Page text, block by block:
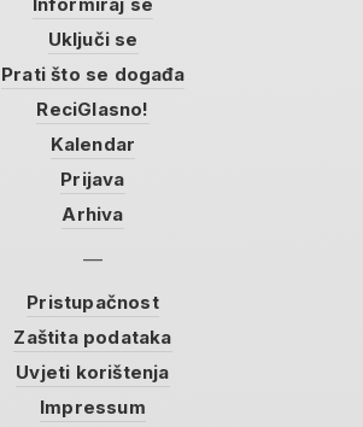
Uključi se
Prati što se događa
ReciGlasno!
Kalendar
Prijava
Arhiva
Pristupačnost
Zaštita podataka
Uvjeti korištenja
Impressum